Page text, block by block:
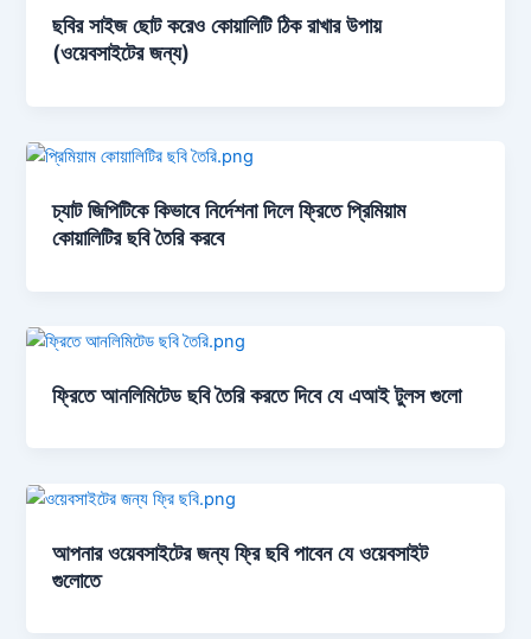
ছবির সাইজ ছোট করেও কোয়ালিটি ঠিক রাখার উপায়
(ওয়েবসাইটের জন্য)
চ্যাট জিপিটিকে কিভাবে নির্দেশনা দিলে ফ্রিতে প্রিমিয়াম
কোয়ালিটির ছবি তৈরি করবে
ফ্রিতে আনলিমিটেড ছবি তৈরি করতে দিবে যে এআই টুলস গুলো
আপনার ওয়েবসাইটের জন্য ফ্রি ছবি পাবেন যে ওয়েবসাইট
গুলোতে